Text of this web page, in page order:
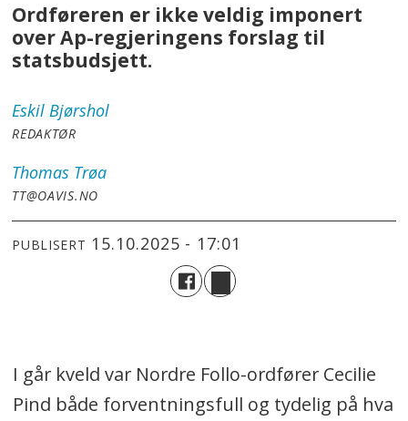
Ordføreren er ikke veldig imponert
over Ap-regjeringens forslag til
statsbudsjett.
Eskil Bjørshol
REDAKTØR
Thomas Trøa
TT@OAVIS.NO
PUBLISERT 15.10.2025 - 17:01
I går kveld var Nordre Follo-ordfører Cecilie
Pind både forventningsfull og tydelig på hva